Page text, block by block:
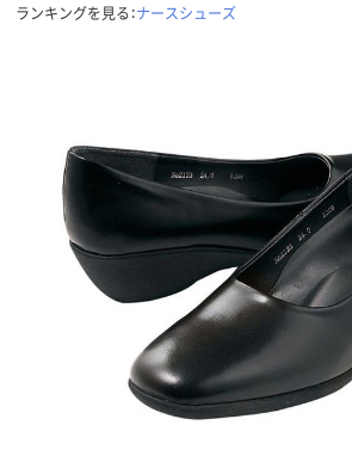
ランキングを見る：ナースシューズ